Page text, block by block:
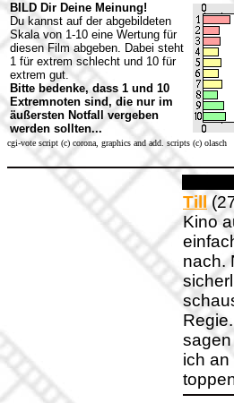
BILD Dir Deine Meinung!
Du kannst auf der abgebildeten
Skala von 1-10 eine Wertung für
diesen Film abgeben. Dabei steht
1 für extrem schlecht und 10 für
extrem gut.
Bitte bedenke, dass 1 und 10
Extremnoten sind, die nur im
äußersten Notfall vergeben
werden sollten...
cgi-vote script (c) corona, graphics and add. scripts (c) olasch
Till
Kino
nach.
ich an